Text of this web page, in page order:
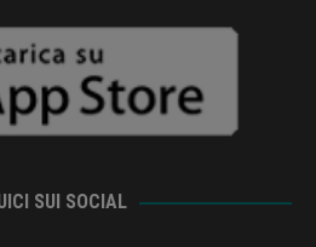
SUI SOCIAL